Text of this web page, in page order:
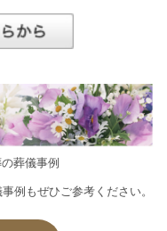
葬儀事例
例もぜひご参考ください。